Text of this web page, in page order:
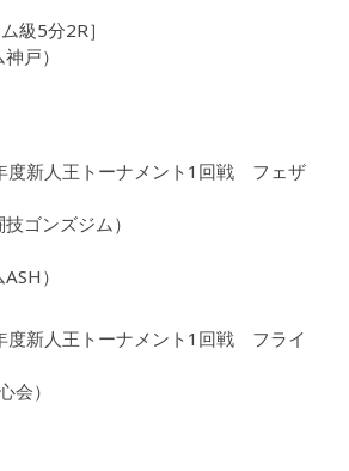
級5分2R］
戸）
度新人王トーナメント1回戦 フェザ
ゴンズジム）
）
度新人王トーナメント1回戦 フライ
会）